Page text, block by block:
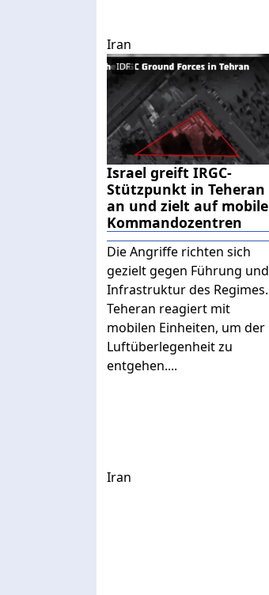
Iran
IDF
Israel greift IRGC-
Stützpunkt in Teheran
an und zielt auf mobile
Kommandozentren
Die Angriffe richten sich
gezielt gegen Führung und
Infrastruktur des Regimes.
Teheran reagiert mit
mobilen Einheiten, um der
Luftüberlegenheit zu
entgehen....
Iran